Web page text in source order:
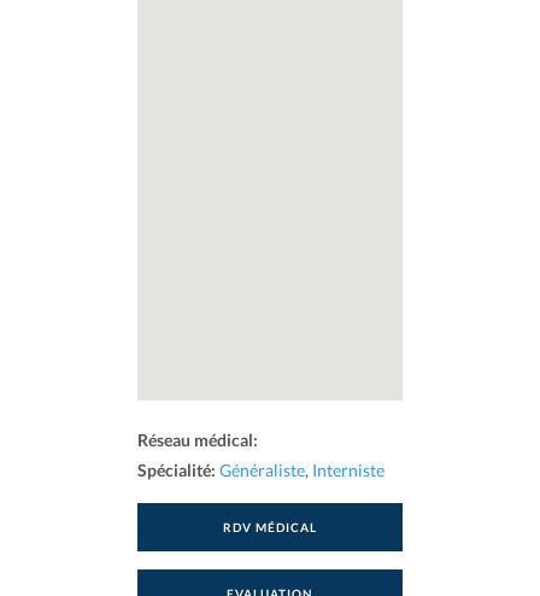
Réseau médical:
Spécialité: Généraliste, Interniste
RDV MÉDICAL